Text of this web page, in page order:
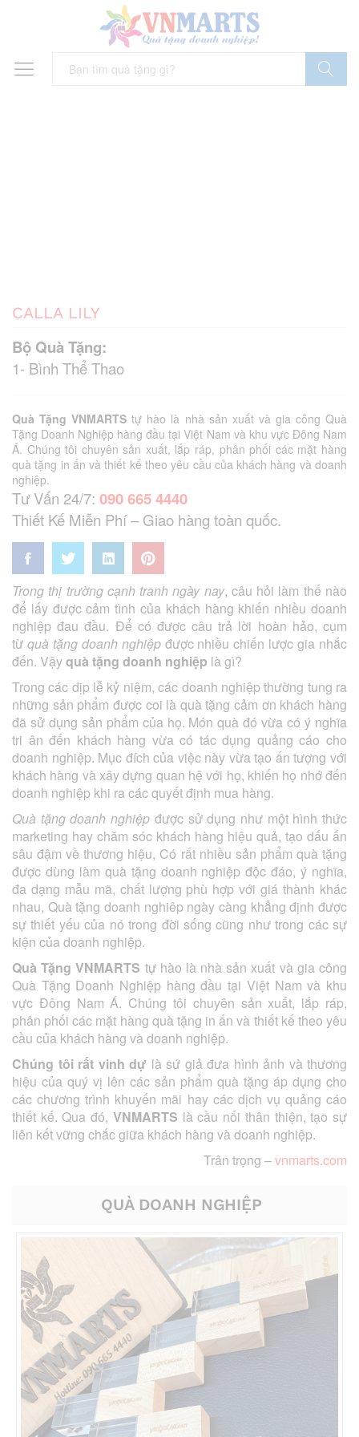
CALLA LILY
Bộ Quà Tặng:
1- Bình Thể Thao
Quà Tặng VNMARTS tự hào là nhà sản xuất và gia công Quà
Tặng Doanh Nghiệp hàng đầu tại Việt Nam và khu vực Đông Nam
Á. Chúng tôi chuyên sản xuất, lắp ráp, phân phối các mặt hàng
quà tặng in ấn và thiết kế theo yêu cầu của khách hàng và doanh
nghiệp.
Tư Vấn 24/7: 090 665 4440
Thiết Kế Miễn Phí – Giao hàng toàn quốc.
Trong thị trường cạnh tranh ngày nay, câu hỏi làm thế nào
để lấy được cảm tình của khách hàng khiến nhiều doanh
nghiệp đau đầu. Để có được câu trả lời hoàn hảo, cụm
từ quà tặng doanh nghiệpđược nhiều chiến lược gia nhắc
đến. Vậyquà tặng doanh nghiệp là gì?
Trong các dịp lễ kỷ niệm, các doanh nghiệp thường tung ra
những sản phẩm được coi là quà tặng cảm ơn khách hàng
đã sử dụng sản phẩm của họ. Món quà đó vừa có ý nghĩa
tri ân đến khách hàng vừa có tác dụng quảng cáo cho
doanh nghiệp. Mục đích của việc này vừa tạo ấn tượng với
khách hàng và xây dựng quan hệ với họ, khiến họ nhớ đến
doanh nghiệp khi ra các quyết định mua hàng.
Quà tặng doanh nghiệp được sử dụng như một hình thức
marketing hay chăm sóc khách hàng hiệu quả, tạo dấu ấn
sâu đậm về thương hiệu, Có rất nhiều sản phẩm quà tặng
được dùng làm quà tặng doanh nghiệp độc đáo, ý nghĩa,
đa dạng mẫu mã, chất lượng phù hợp với giá thành khác
nhau, Quà tặng doanh nghiêp ngày càng khẳng định được
sự thiết yếu của nó trong đời sống cũng như trong các sự
kiện của doanh nghiệp.
Quà Tặng VNMARTS tự hào là nhà sản xuất và gia công
Quà Tặng Doanh Nghiệp hàng đầu tại Việt Nam và khu
vực Đông Nam Á. Chúng tôi chuyên sản xuất, lắp ráp,
phân phối các mặt hàng quà tặng in ấn và thiết kế theo yêu
cầu của khách hàng và doanh nghiệp.
Chúng tôi rất vinh dự là sứ giả đưa hình ảnh và thương
hiệu của quý vị lên các sản phẩm quà tặng áp dụng cho
các chương trình khuyến mãi hay các dịch vụ quảng cáo
thiết kế. Qua đó, VNMARTS là cầu nối thân thiện, tạo sự
liên kết vững chắc giữa khách hàng và doanh nghiệp.
Trân trọng –vnmarts.com
QUÀ DOANH NGHIỆP